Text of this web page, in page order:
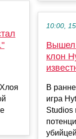
10:00,
Вышел
клон
В
игра
Studios